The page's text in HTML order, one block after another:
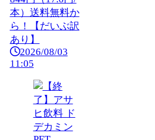
本）送料無料か
ら！【だいぶ訳
あり】
2026/08/03
11:05